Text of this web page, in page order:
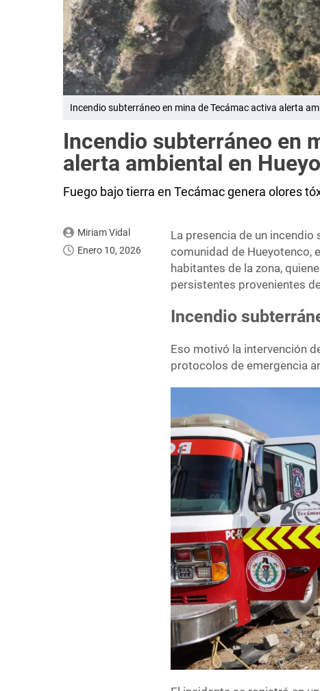
Incendio subterráneo en mina de Tecámac activa alerta
Incendio subterráneo en
alerta ambiental en
Fuego bajo tierra en Tecámac genera olores
Miriam Vidal
Enero 10, 2026
La presencia de un incendio
comunidad de Hueyotenco,
habitantes de la zona,
persistentes provenientes
Incendio
Eso motivó la intervención
protocolos de emergencia